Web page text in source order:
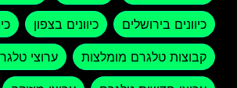
כיוונים בירושלים כיוונים בצפון
קבוצות טלגרם מומלצות ערוצי